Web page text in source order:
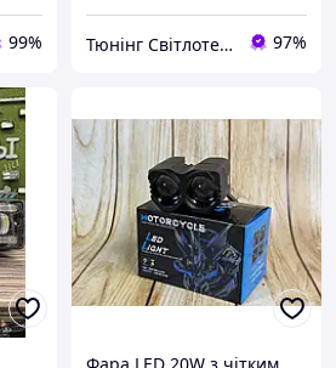
99% Тюнінг Світлотехніка Інтернет-Магазин 97%